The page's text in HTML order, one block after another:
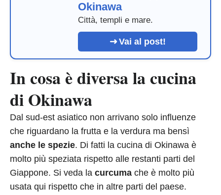
Okinawa
Città, templi e mare.
Vai al post!
In cosa è diversa la cucina
di Okinawa
Dal sud-est asiatico non arrivano solo influenze
che riguardano la frutta e la verdura ma bensì
anche le spezie. Di fatti la cucina di Okinawa è
molto più speziata rispetto alle restanti parti del
Giappone. Si veda la curcuma che è molto più
usata qui rispetto che in altre parti del paese.